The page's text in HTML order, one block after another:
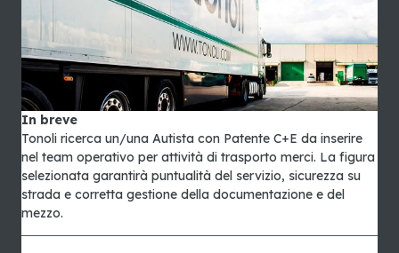
In breve
Tonoli ricerca un/una Autista con Patente C+E da inserire
nel team operativo per attività di trasporto merci. La figura
selezionata garantirà puntualità del servizio, sicurezza su
strada e corretta gestione della documentazione e del
mezzo.